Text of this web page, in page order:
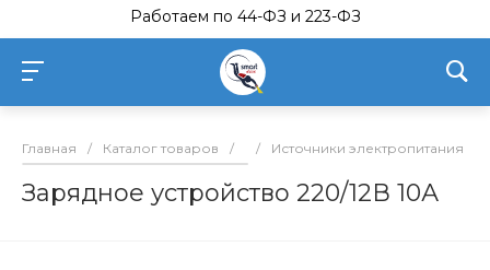
Работаем по 44-ФЗ и 223-ФЗ
Главная / Каталог товаров / / Источники электропитания
Зарядное устройство 220/12В 10А